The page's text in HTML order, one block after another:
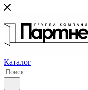
Каталог